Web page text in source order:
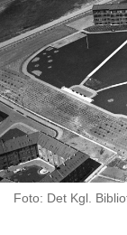
Foto: Det Kgl.